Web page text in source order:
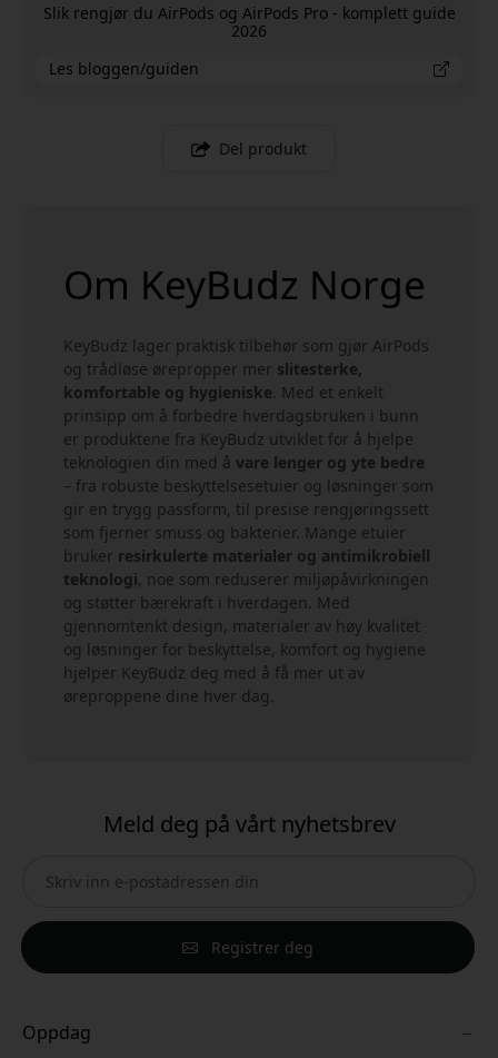
Slik rengjør du AirPods og AirPods Pro - komplett guide
2026
Les bloggen/guiden
Del produkt
Om KeyBudz Norge
KeyBudz lager praktisk tilbehør som gjør AirPods
og trådløse ørepropper mer slitesterke,
komfortable og hygieniske. Med et enkelt
prinsipp om å forbedre hverdagsbruken i bunn
er produktene fra KeyBudz utviklet for å hjelpe
teknologien din med å vare lenger og yte bedre
– fra robuste beskyttelsesetuier og løsninger som
gir en trygg passform, til presise rengjøringssett
som fjerner smuss og bakterier. Mange etuier
bruker resirkulerte materialer og antimikrobiell
teknologi, noe som reduserer miljøpåvirkningen
og støtter bærekraft i hverdagen. Med
gjennomtenkt design, materialer av høy kvalitet
og løsninger for beskyttelse, komfort og hygiene
hjelper KeyBudz deg med å få mer ut av
øreproppene dine hver dag.
Meld deg på vårt nyhetsbrev
Registrer deg
Oppdag